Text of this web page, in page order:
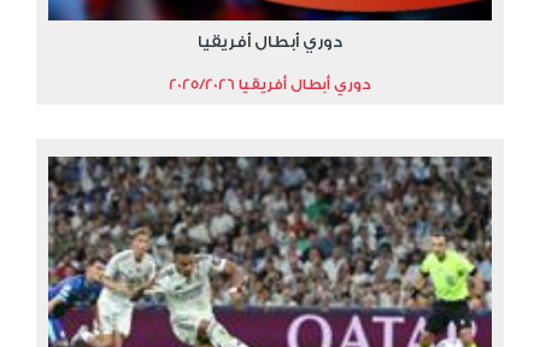
دوري أبطال أفريقيا
دوري أبطال أفريقيا 2025/2026